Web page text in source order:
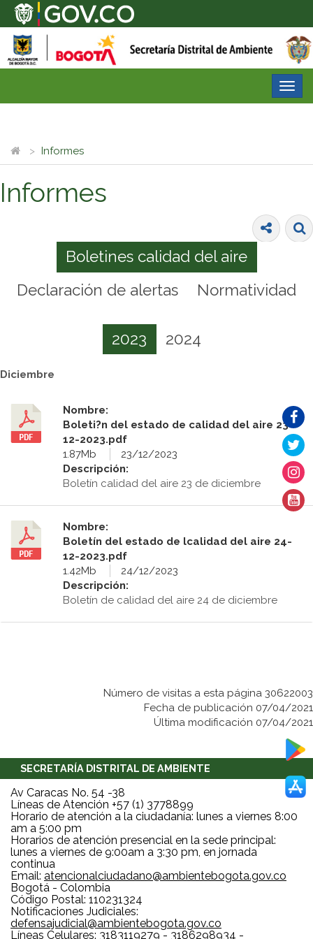
Informes
Informes
Boletines calidad del aire
Declaración de alertas
Normatividad
2023 2024
Diciembre
Nombre:
Boleti?n del estado de calidad del aire 23-
12-2023.pdf
1.87Mb
23/12/2023
Descripción:
Boletín calidad del aire 23 de diciembre
Nombre:
Boletín del estado de lcalidad del aire 24-
12-2023.pdf
1.42Mb
24/12/2023
Descripción:
Boletín de calidad del aire 24 de diciembre
Número de visitas a esta página 30622003
Fecha de publicación 07/04/2021
Última modificación 07/04/2021
SECRETARÍA DISTRITAL DE AMBIENTE
Av Caracas No. 54 -38
Líneas de Atención +57 (1) 3778899
Horario de atención a la ciudadanía: lunes a viernes 8:00
am a 5:00 pm
Horarios de atención presencial en la sede principal:
lunes a viernes de 9:00am a 3:30 pm, en jornada
continua
Email: atencionalciudadano@ambientebogota.gov.co
Bogotá - Colombia
Código Postal: 110231324
Notificaciones Judiciales:
defensajudicial@ambientebogota.gov.co
Líneas Celulares: 3183119279 - 3186298934 -